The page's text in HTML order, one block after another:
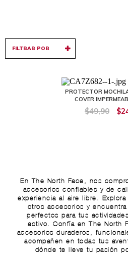
FILTRAR POR
PROTECTOR
COVER
$49,90
En The North Face, nos
accesorios confiables y de
experiencia al aire libre.
otros accesorios y
perfectos para tus
activo. Confía en The North
accesorios duraderos,
acompañen en todas tus
dónde te lleve tu pasión